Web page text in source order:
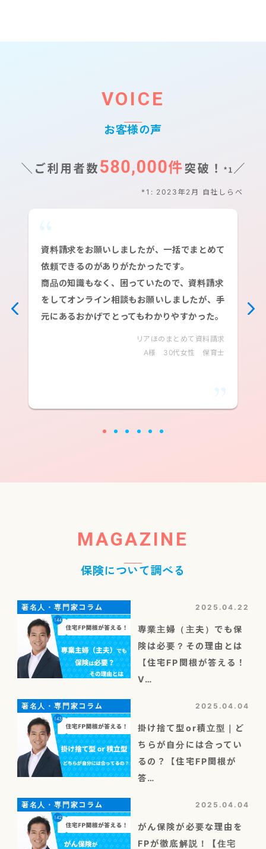
VOICE
お客様の声
*1: 2023年2月 自社しらべ
資料請求をお願いしましたが、一括でまとめて
依頼できるのがありがたかったです。
商品の知識もなく、困っていたので、資料請求
をしてオンライン相談もお願いしましたが、手
元にあるおかげでとってもわかりやすかった。
リアほのまとめて資料請求
A様 30代女性 保育士
MAGAZINE
保険について調べる
著名人・専門家コラム 2025.04.22
専業主婦（主夫）でも保
険は必要？その理由とは
【住宅FP関根が答える！
V…
著名人・専門家コラム 2025.04.04
掛け捨て型or積立型｜ど
ちらが自分には合ってい
るの？【住宅FP関根が
答…
著名人・専門家コラム 2025.04.04
がん保険が必要な理由を
FPが徹底解説！【住宅